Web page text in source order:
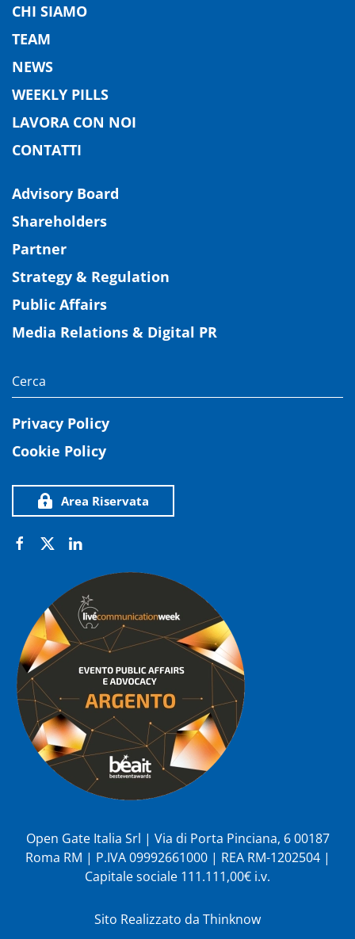
CHI SIAMO
TEAM
NEWS
WEEKLY PILLS
LAVORA CON NOI
CONTATTI
Advisory Board
Shareholders
Partner
Strategy & Regulation
Public Affairs
Media Relations & Digital PR
Privacy Policy
Cookie Policy
Area Riservata
Open Gate Italia Srl | Via di Porta Pinciana, 6 00187
Roma RM | P.IVA 09992661000 | REA RM-1202504 |
Capitale sociale 111.111,00€ i.v.
Sito Realizzato da Thinknow